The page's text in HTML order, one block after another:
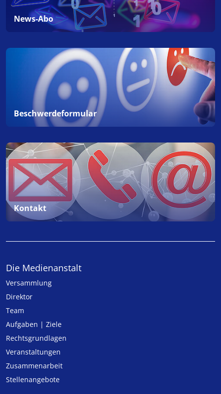
News-Abo
Beschwerdeformular
Kontakt
Die Medienanstalt
Versammlung
Direktor
Team
Aufgaben | Ziele
Rechtsgrundlagen
Veranstaltungen
Zusammenarbeit
Stellenangebote